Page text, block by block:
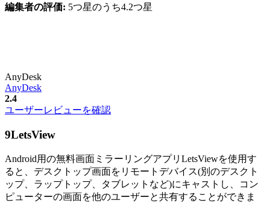
編集者の評価: 5つ星のうち4.2つ星
AnyDesk
AnyDesk
2.4
ユーザーレビューを確認
9LetsView
Android用の無料画面ミラーリングアプリLetsViewを使用す
ると、デスクトップ画面をリモートデバイス(別のデスクト
ップ、ラップトップ、タブレットなど)にキャストし、コン
ピューターの画面を他のユーザーと共有することができま